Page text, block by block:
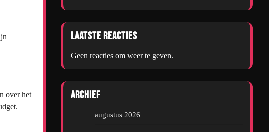
over het
Laatste reacties
Geen reacties om weer te geven.
Archief
augustus 2026